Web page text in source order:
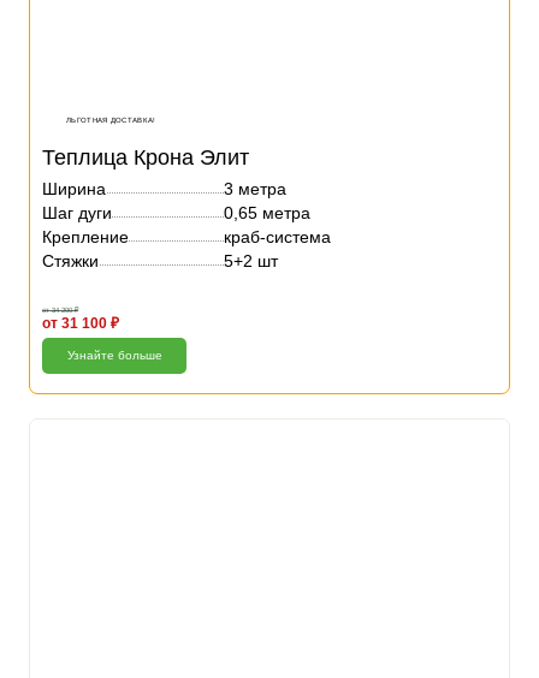
ЛЬГОТНАЯ ДОСТАВКА!
Теплица Крона Элит
Ширина
3 метра
Шаг дуги
0,65 метра
Крепление
краб-система
Стяжки
5+2 шт
от 34 200 ₽
от 31 100 ₽
Узнайте больше